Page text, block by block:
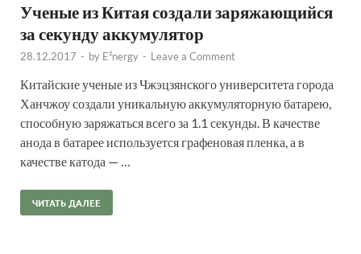
Ученые из Китая создали заряжающийся
за секунду аккумулятор
28.12.2017 - by E²nergy - Leave a Comment
Китайские ученые из Чжэцзянского университета города
Ханчжоу создали уникальную аккумуляторную батарею,
способную заряжаться всего за 1.1 секунды. В качестве
анода в батарее используется графеновая пленка, а в
качестве катода — …
ЧИТАТЬ ДАЛЕЕ